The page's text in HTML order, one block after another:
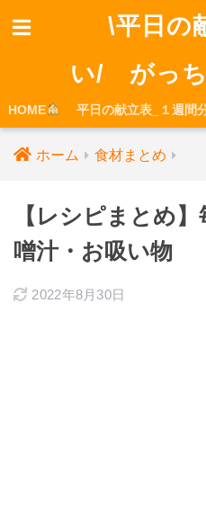
\平日の
い/ がっ
HOME 平日の献立表_１週間
ホーム 食材まとめ
【レシピまとめ
噌汁・お吸い物
2022年8月30日